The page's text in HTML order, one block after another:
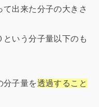
出来た分子の大きさ
いう分子量以下のも
分子量を透過すること